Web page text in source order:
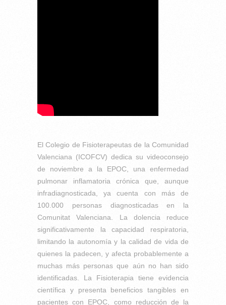
El Colegio de Fisioterapeutas de la Comunidad
Valenciana (ICOFCV) dedica su videoconsejo
de noviembre a la EPOC, una enfermedad
pulmonar inflamatoria crónica que, aunque
infradiagnosticada, ya cuenta con más de
100.000 personas diagnosticadas en la
Comunitat Valenciana. La dolencia reduce
significativamente la capacidad respiratoria,
limitando la autonomía y la calidad de vida de
quienes la padecen, y afecta probablemente a
muchas más personas que aún no han sido
identificadas. La Fisioterapia tiene evidencia
científica y presenta beneficios tangibles en
pacientes con EPOC, como reducción de la